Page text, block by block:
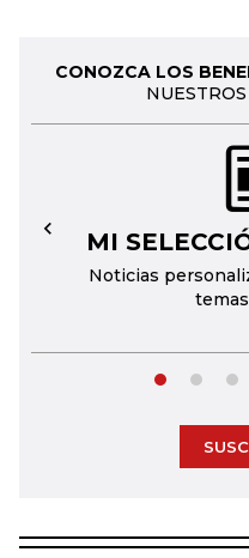
CONOZCA LOS
MI
Noticias
←